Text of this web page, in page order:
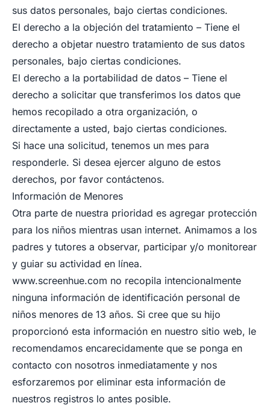
sus datos personales, bajo ciertas condiciones.
El derecho a la objeción del tratamiento – Tiene el
derecho a objetar nuestro tratamiento de sus datos
personales, bajo ciertas condiciones.
El derecho a la portabilidad de datos – Tiene el
derecho a solicitar que transferimos los datos que
hemos recopilado a otra organización, o
directamente a usted, bajo ciertas condiciones.
Si hace una solicitud, tenemos un mes para
responderle. Si desea ejercer alguno de estos
derechos, por favor contáctenos.
Información de Menores
Otra parte de nuestra prioridad es agregar protección
para los niños mientras usan internet. Animamos a los
padres y tutores a observar, participar y/o monitorear
y guiar su actividad en línea.
www.screenhue.com no recopila intencionalmente
ninguna información de identificación personal de
niños menores de 13 años. Si cree que su hijo
proporcionó esta información en nuestro sitio web, le
recomendamos encarecidamente que se ponga en
contacto con nosotros inmediatamente y nos
esforzaremos por eliminar esta información de
nuestros registros lo antes posible.